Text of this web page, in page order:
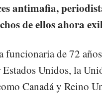
antimafia,
de ellos ahora
funcionaria de 72
Estados Unidos, la
Canadá y Reino